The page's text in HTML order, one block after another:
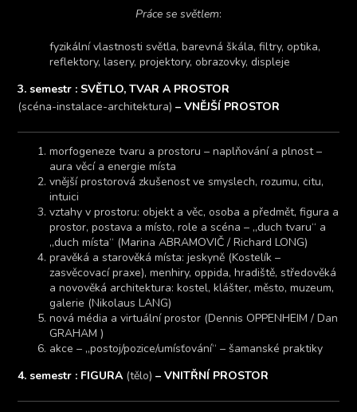
Práce se světlem:
fyzikální vlastnosti světla, barevná škála, filtry, optika,
reflektory, lasery, projektory, obrazovky, displeje
3. semestr : SVĚTLO, TVAR A PROSTOR
(scéna-instalace-architektura) – VNĚJŠÍ PROSTOR
morfogeneze tvaru a prostoru – naplňování a plnost –
aura věcí a energie místa
vnější prostorová zkušenost ve smyslech, rozumu, citu,
intuici
vztahy v prostoru: objekt a věc, osoba a předmět, figura a
prostor, postava a místo, role a scéna – „duch tvaru“ a
„duch místa“ (Marina ABRAMOVIČ / Richard LONG)
pravěká a starověká místa: jeskyně (Kostelík –
zasvěcovací praxe), menhiry, oppida, hradiště, středověká
a novověká architektura: kostel, klášter, město, muzeum,
galerie (Nikolaus LANG)
nová média a virtuální prostor (Dennis OPPENHEIM / Dan
GRAHAM )
akce – „postoj/pozice/umísťování“ – šamanské praktiky
4. semestr : FIGURA (tělo) – VNITŘNÍ PROSTOR